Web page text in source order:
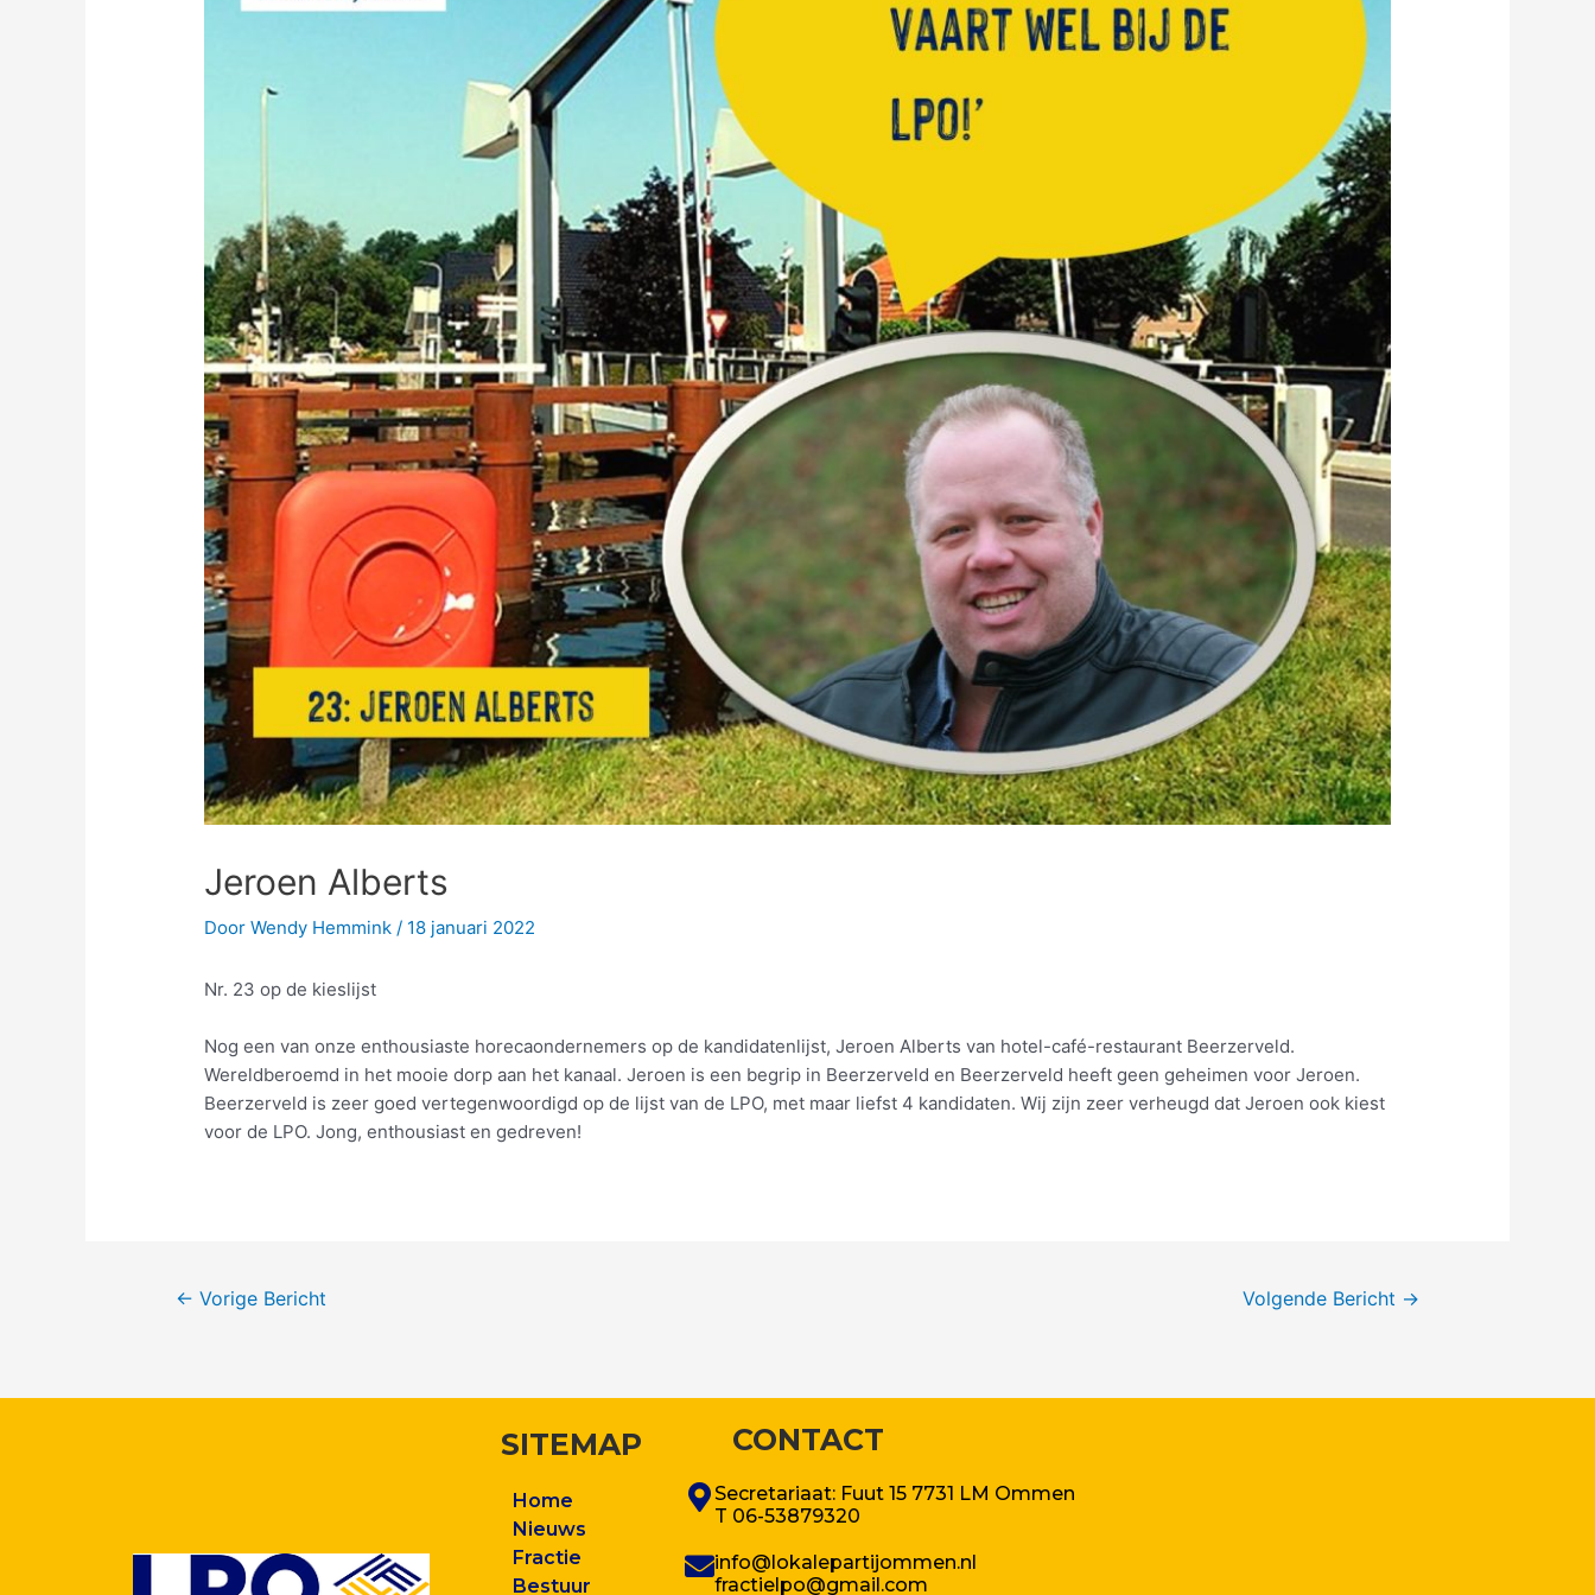
Jeroen Alberts
DoorWendy Hemmink/ 18 januari 2022
Nr. 23 op de kieslijst
Nog een van onze enthousiaste horecaondernemers op de kandidatenlijst, Jeroen Alberts van hotel-café-restaurant Beerzerveld.
Wereldberoemd in het mooie dorp aan het kanaal. Jeroen is een begrip in Beerzerveld en Beerzerveld heeft geen geheimen voor Jeroen.
Beerzerveld is zeer goed vertegenwoordigd op de lijst van de LPO, met maar liefst 4 kandidaten. Wij zijn zeer verheugd dat Jeroen ook kiest
voor de LPO. Jong, enthousiast en gedreven!
← Vorige Bericht Volgende Bericht →
SITEMAP
Home
Nieuws
Fractie
Bestuur
CONTACT
Secretariaat: Fuut 15 7731 LM Ommen
T 06-53879320
info@lokalepartijommen.nl
fractielpo@gmail.com